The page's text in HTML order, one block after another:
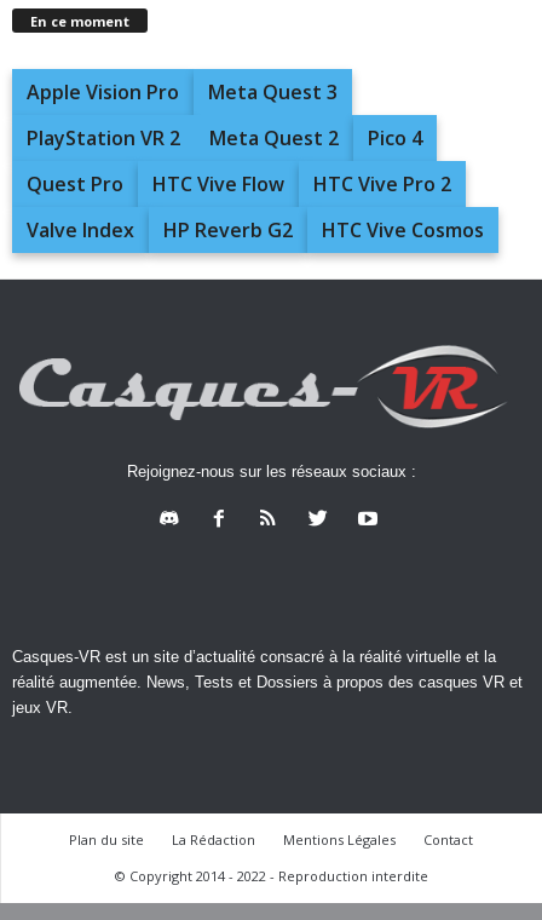
En ce moment
Apple Vision Pro
Meta Quest 3
PlayStation VR 2
Meta Quest 2
Pico 4
Quest Pro
HTC Vive Flow
HTC Vive Pro 2
Valve Index
HP Reverb G2 HTC Vive Cosmos
Rejoignez-nous sur les réseaux sociaux :
Casques-VR est un site d’actualité consacré à la réalité virtuelle et la
réalité augmentée. News, Tests et Dossiers à propos des casques VR et
jeux VR.
Plan du site La Rédaction Mentions Légales
Contact
© Copyright 2014 - 2022 - Reproduction interdite